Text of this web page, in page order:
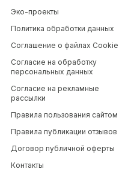
Эко-проекты
Политика обработки данных
Соглашение о файлах Cookie
Согласие на обработку
персональных данных
Согласие на рекламные
рассылки
Правила пользования сайтом
Правила публикации отзывов
Договор публичной оферты
Контакты